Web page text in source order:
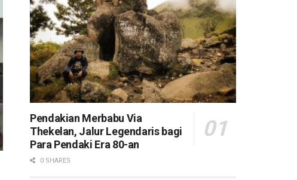
Pendakian Merbabu Via
Thekelan, Jalur Legendaris bagi
Para Pendaki Era 80-an
0 SHARES